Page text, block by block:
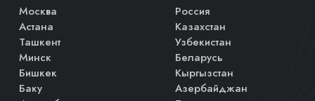
Москва
Астана
Ташкент
Минск
Бишкек
Баку
Россия
Казахстан
Узбекистан
Беларусь
Кыргызстан
Азербайджан